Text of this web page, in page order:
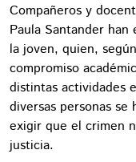
Compañeros y
Paula Santander
la joven, quien,
compromiso
distintas actividades
diversas personas
exigir que el crimen
justicia.